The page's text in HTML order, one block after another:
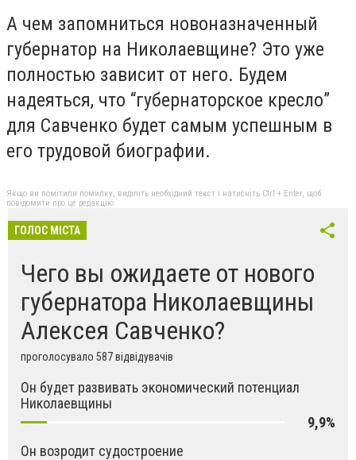
А чем запомниться новоназначенный
губернатор на Николаевщине? Это уже
полностью зависит от него. Будем
надеяться, что “губернаторское кресло”
для Савченко будет самым успешным в
его трудовой биографии.
Якщо ви помітили помилку, виділіть необхідний текст і натисніть Ctrl + Enter, щоб
повідомити про це редакцію
ГОЛОС МІСТА
Чего вы ожидаете от нового
губернатора Николаевщины
Алексея Савченко?
проголосувало 587 відвідувачів
Он будет развивать экономический потенциал
Николаевщины
9,9%
Он возродит судостроение